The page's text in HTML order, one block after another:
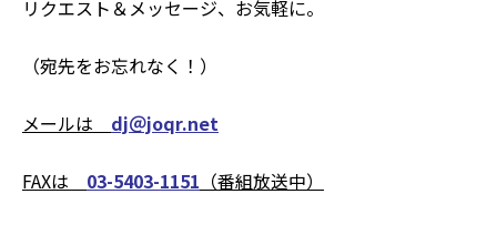
リクエスト＆メッセージ、お気軽に。
（宛先をお忘れなく！）
メールは dj＠joqr.net
FAXは 03-5403-1151 （番組放送中）